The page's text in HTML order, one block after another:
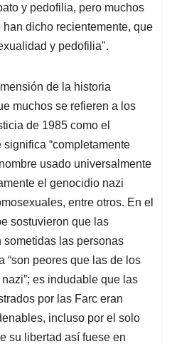
y pedofilia, pero muchos
dicho recientemente, que
y pedofilia".
de la historia
muchos se refieren a los
de 1985 como el
significa “completamente
usado universalmente
el genocidio nazi
entre otros. En el
sostuvieron que las
las personas
“son peores que las de los
es indudable que las
por las Farc eran
incluso por el solo
su libertad así fuese en